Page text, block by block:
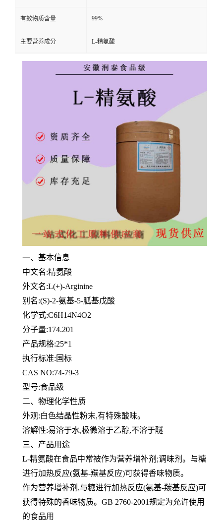
有效物质含量 99%
主要营养成分 L-精氨酸
一、基本信息
中文名:精氨酸
外文名:L(+)-Arginine
别名:(S)-2-氨基-5-胍基戊酸
化学式:C6H14N4O2
分子量:174.201
产品规格:25*1
执行标准:国标
CAS NO:74-79-3
型号:食品级
二、物理化学性质
外观:白色结晶性粉末,有特殊酸味。
溶解性:易溶于水,极微溶于乙醇,不溶于醚
三、产品用途
L-精氨酸在食品中常被作为营养增补剂;调味剂。与糖
进行加热反应(氨基-羰基反应)可获得香味物质。
作为营养增补剂,与糖进行加热反应(氨基-羰基反应)可
获得特殊的香味物质。GB 2760-2001规定为允许使用
的食品用